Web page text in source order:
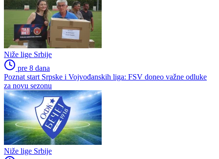
Niže lige Srbije
pre 8 dana
Poznat start Srpske i Vojvođanskih liga: FSV doneo važne odluke
za novu sezonu
Niže lige Srbije